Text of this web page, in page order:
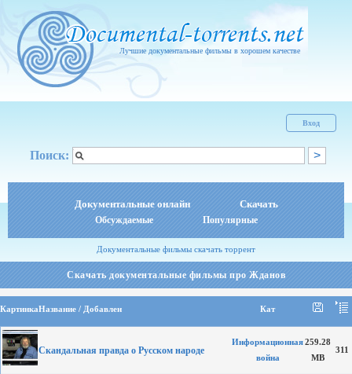
Лучшие документальные фильмы в хорошем качестве
Вход
Поиск:
Документальные онлайн Скачать
Обсуждаемые Популярные
Документальные фильмы скачать торрент
Скачать документальные фильмы про Жданов
КартинкаНазвание / Добавлен Кат
Скандальная правда о Русском народе
Информационная
война
259.28
MB
311